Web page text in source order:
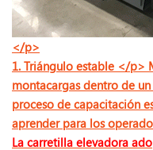
</p>
1. Triángulo estable </p>
montacargas dentro de
proceso de capacitación
aprender para los
La carretilla elevadora